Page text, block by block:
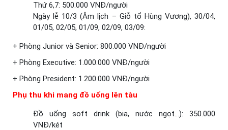
Thứ 6,7: 500.000 VNĐ/người
Ngày lễ 10/3 (Âm lịch – Giỗ tổ Hùng Vương), 30/04,
01/05, 02/05, 01/09, 02/09, 03/09:
+ Phòng Junior và Senior: 800.000 VNĐ/người
+ Phòng Executive: 1.000.000 VNĐ/người
+ Phòng President: 1.200.000 VNĐ/người
Phụ thu khi mang đồ uống lên tàu
Đồ uống soft drink (bia, nước ngọt…): 350.000
VNĐ/két